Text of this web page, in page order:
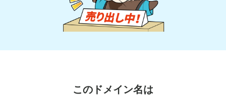
このドメイン名は